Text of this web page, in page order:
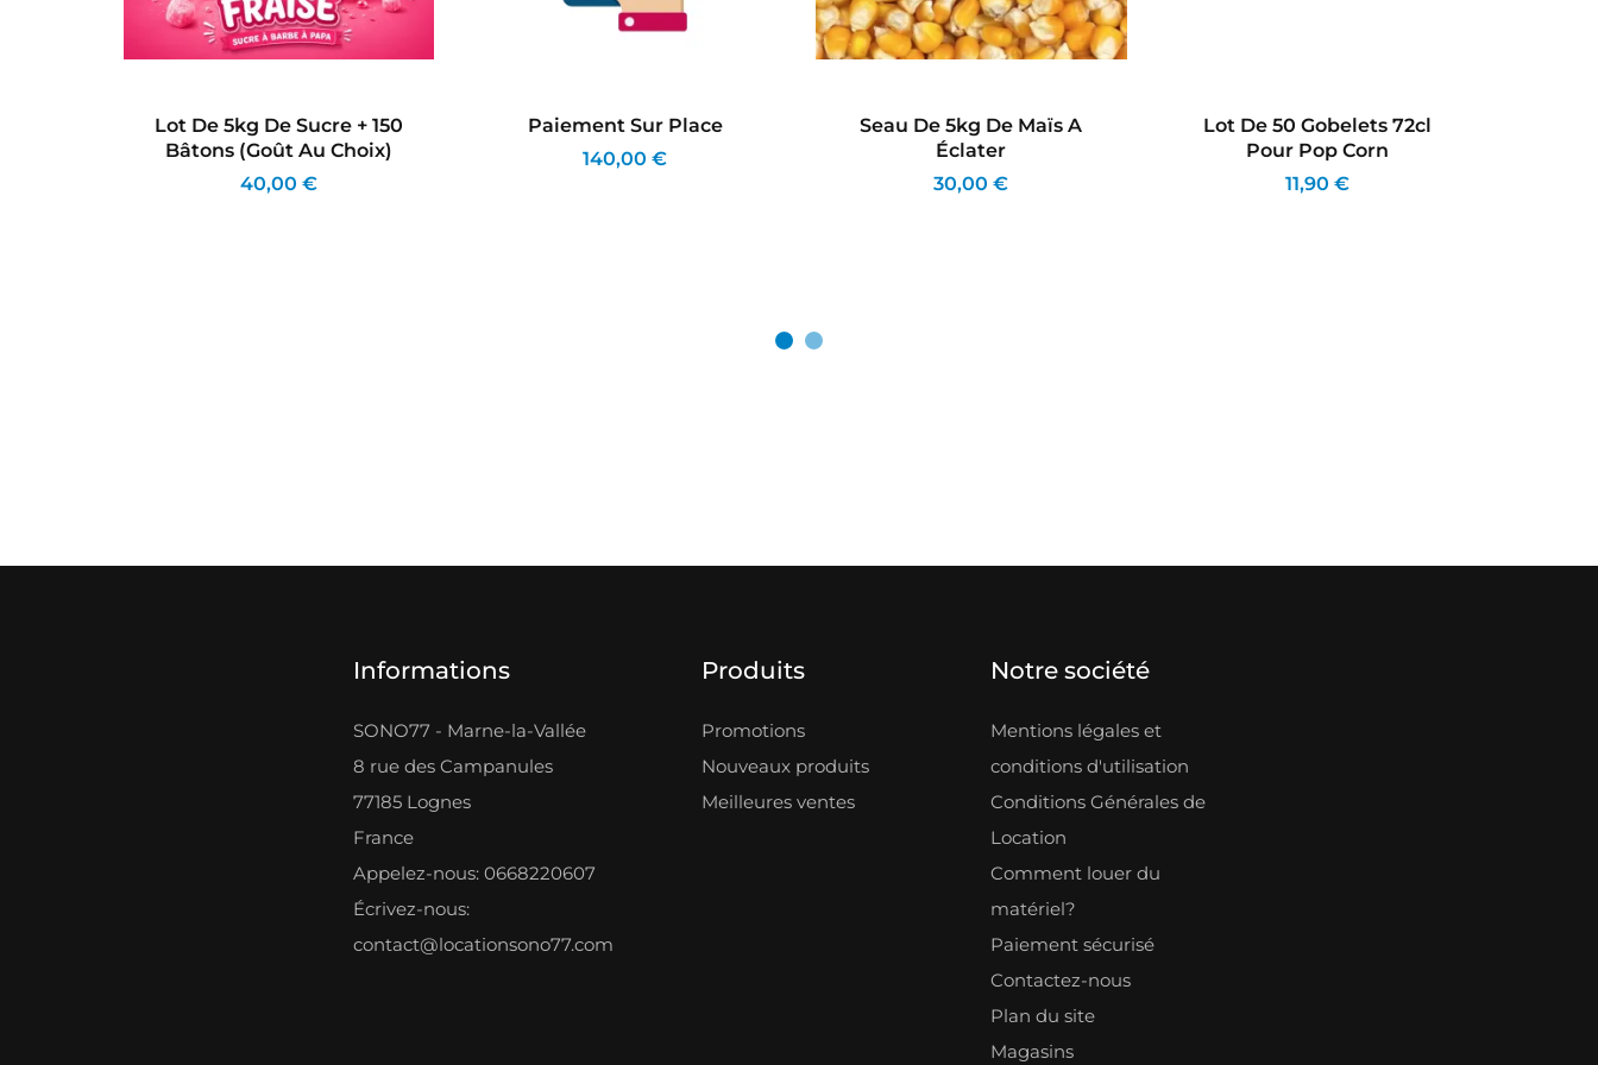
Lot De 5kg De Sucre + 150
Bâtons (goût Au Choix)
40,00 €
Paiement Sur Place
140,00 €
Seau De 5kg De Maïs A
Éclater
30,00 €
Lot De 50 Gobelets 72cl
Pour Pop Corn
11,90 €
Informations
SONO77 - Marne-la-Vallée
8 rue des Campanules
77185 Lognes
France
Appelez-nous: 0668220607
Écrivez-nous:
contact@locationsono77.com
Produits
Promotions
Nouveaux produits
Meilleures ventes
Notre société
Mentions légales et
conditions d'utilisation
Conditions Générales de
Location
Comment louer du
matériel?
Paiement sécurisé
Contactez-nous
Plan du site
Magasins